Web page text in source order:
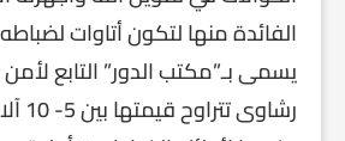
الفائدة منها لتكون أتاوات
يسمى بـ”مكتب الدور” التابع